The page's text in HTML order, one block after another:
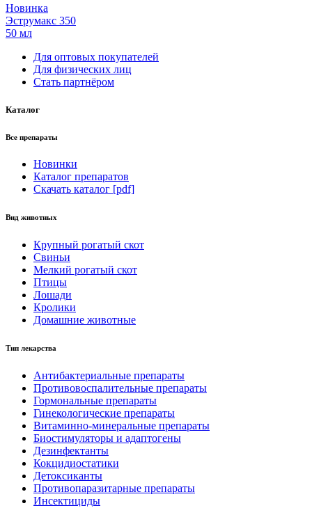
Новинка
Эструмакс 350
50 мл
Для оптовых покупателей
Для физических лиц
Стать партнёром
Каталог
Все препараты
Новинки
Каталог препаратов
Скачать каталог [pdf]
Вид животных
Крупный рогатый скот
Свиньи
Мелкий рогатый скот
Птицы
Лошади
Кролики
Домашние животные
Тип лекарства
Антибактериальные препараты
Противовоспалительные препараты
Гормональные препараты
Гинекологические препараты
Витаминно-минеральные препараты
Биостимуляторы и адаптогены
Дезинфектанты
Кокцидиостатики
Детоксиканты
Противопаразитарные препараты
Инсектициды